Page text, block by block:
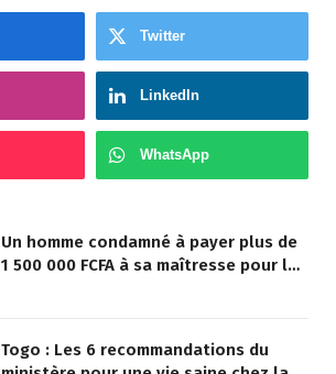
Twitter
LinkedIn
WhatsApp
Un homme condamné à payer plus de
1 500 000 FCFA à sa maîtresse pour lui
Togo : Les 6 recommandations du